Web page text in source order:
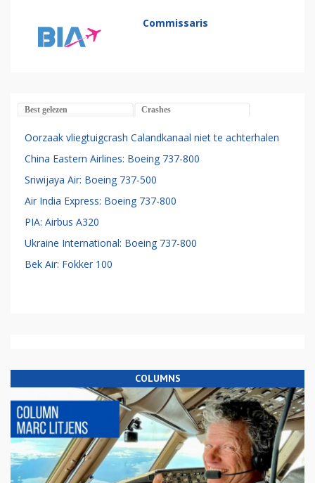
Commissaris
Best gelezen Crashes
Oorzaak vliegtuigcrash Calandkanaal niet te achterhalen
China Eastern Airlines: Boeing 737-800
Sriwijaya Air: Boeing 737-500
Air India Express: Boeing 737-800
PIA: Airbus A320
Ukraine International: Boeing 737-800
Bek Air: Fokker 100
COLUMNS